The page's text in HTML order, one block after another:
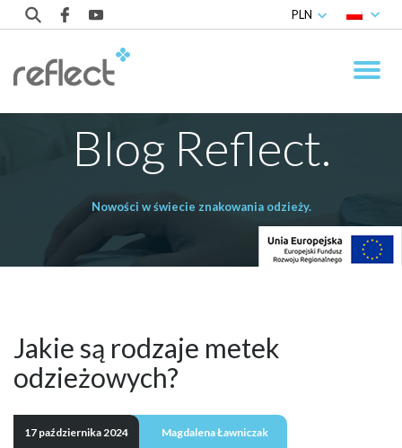
PLN
Blog Reflect.
Nowości w świecie znakowania odzieży.
Jakie są rodzaje metek
odzieżowych?
17 października 2024 Magdalena Ławniczak